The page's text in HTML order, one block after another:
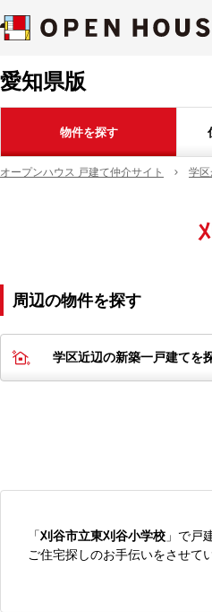
愛知県版
物件を探す
オープンハウス 戸建て仲介サイト 学
周辺の物件を探す
学区近辺の新築一戸建てを
「刈谷市立東刈谷小学校 」で戸
ご住宅探しのお手伝いをさせて